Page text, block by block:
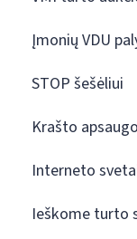
Įmonių VDU
STOP šešėliui
Krašto
Interneto
Ieškome turto